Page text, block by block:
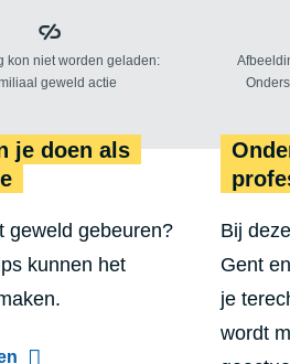
je doen als
geweld gebeuren?
kunnen het
a
Bij
Gent
je
wordt